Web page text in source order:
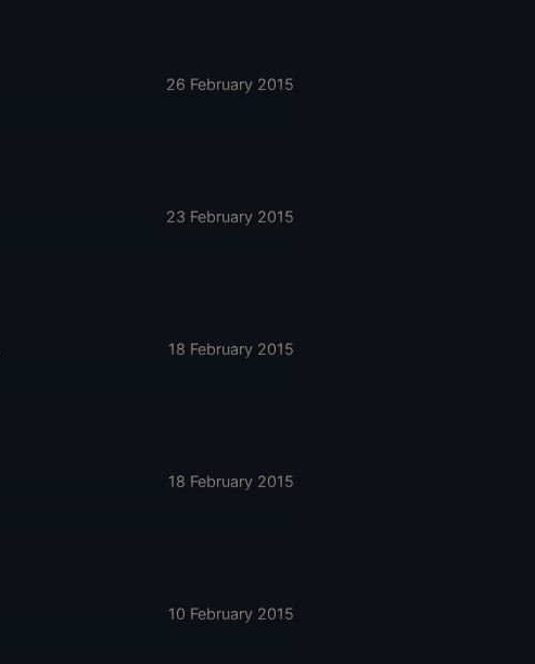
26 February 2015
23 February 2015
18 February 2015
18 February 2015
10 February 2015